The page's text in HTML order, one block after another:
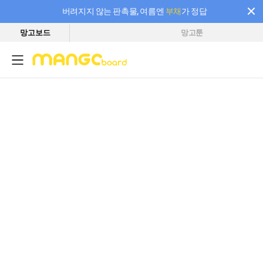
버려지지 않는 판촉물, 여름엔 부채가 정답
필요한 만큼 충전하고 끊김 없이 작업하세요! 새로워진 AI 부스터 요금제
망고보드 망고툰